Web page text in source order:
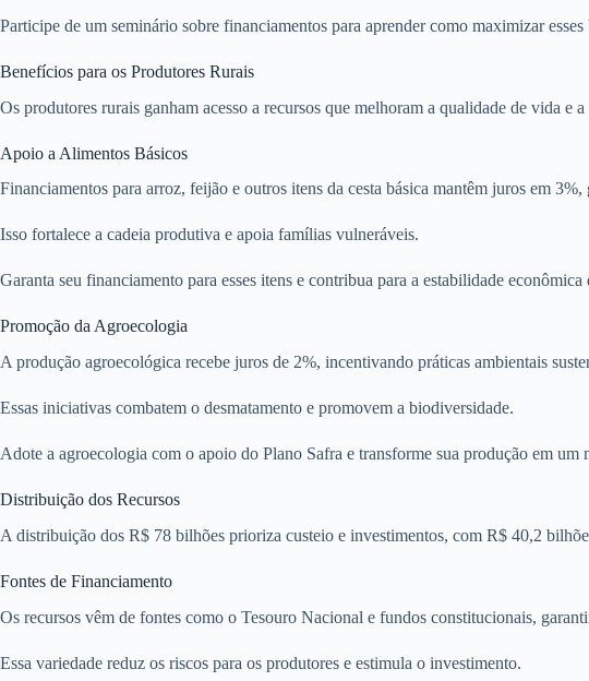
Participe de um seminário sobre financiamentos para aprender como maximizar
Benefícios para os Produtores Rurais
Os produtores rurais ganham acesso a recursos que melhoram a qualidade de vida e
Apoio a Alimentos Básicos
Financiamentos para arroz, feijão e outros itens da cesta básica mantêm juros em
Isso fortalece a cadeia produtiva e apoia famílias vulneráveis.
Garanta seu financiamento para esses itens e contribua para a estabilidade
Promoção da Agroecologia
A produção agroecológica recebe juros de 2%, incentivando práticas ambientais
Essas iniciativas combatem o desmatamento e promovem a biodiversidade.
Adote a agroecologia com o apoio do Plano Safra e transforme sua produção em um
Distribuição dos Recursos
A distribuição dos R$ 78 bilhões prioriza custeio e investimentos, com R$ 40,2
Fontes de Financiamento
Os recursos vêm de fontes como o Tesouro Nacional e fundos constitucionais,
Essa variedade reduz os riscos para os produtores e estimula o investimento.